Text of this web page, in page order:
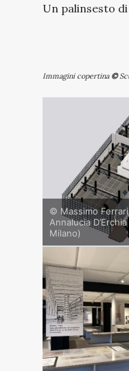
Un palinsesto
Immagini copertina ©
© Massimo
Annalucia
Milano)